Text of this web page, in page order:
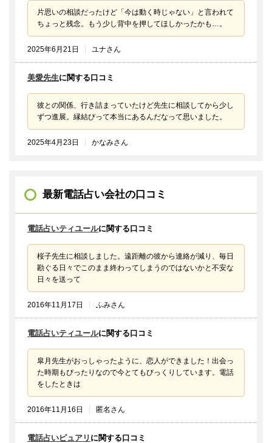
片思いの相談だったけど「今は動く時じゃない」と言われて
ちょっと残念。もう少し背中を押してほしかったかも…。
2025年6月21日 ユナさん
美愛先生に関する口コミ
彼との関係、行き詰まっていたけど先生に相談してから少し
ずつ進展。縁結びって本当にあるんだなって思いました。
2025年4月23日 かなみさん
最新電話占い会社の口コミ
電話占いティユールに関する口コミ
桜子先生に相談しました。遠距離の彼から連絡が減り、毎日
勘ぐる日々でこのまま終わってしまうのではないかと不安な
日々を送って
2016年11月17日 ふみさん
電話占いティユールに関する口コミ
皐月先生がおっしゃったように、恋人ができました！出会っ
た時期もぴったりなので今とてもびっくりしています。電話
をしたときは
2016年11月16日 匿名さん
電話占いピュアリ に関する口コミ